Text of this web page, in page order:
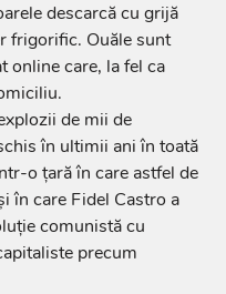
descarcă cu grijă
frigorific. Ouăle sunt
online care, la fel ca
de mii de
în ultimii ani în toată
o ţară în care astfel de
în care Fidel Castro a
comunistă cu
precum